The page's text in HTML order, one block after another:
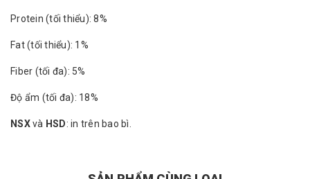
Protein (tối thiểu): 8%
Fat (tối thiểu): 1%
Fiber (tối đa): 5%
Độ ẩm (tối đa): 18%
NSXvà HSD: in trên bao bì.